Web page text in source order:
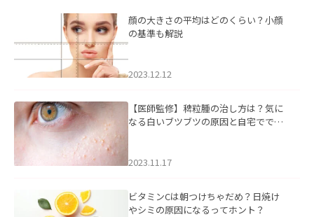
顔の大きさの平均はどのくらい？小顔
の基準も解説
2023.12.12
【医師監修】稗粒腫の治し方は？気に
なる白いブツブツの原因と自宅ででき
2023.11.17
ビタミンCは朝つけちゃだめ？日焼け
やシミの原因になるってホント？